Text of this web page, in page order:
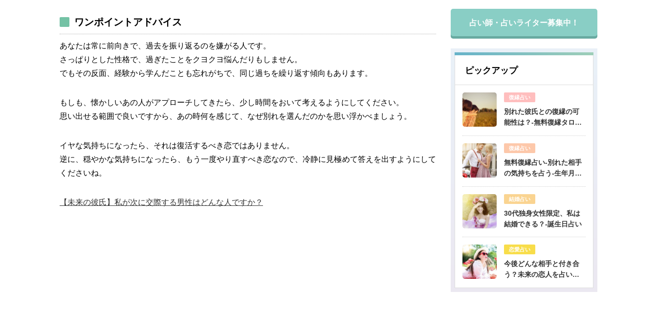
ワンポイントアドバイス
あなたは常に前向きで、過去を振り返るのを嫌がる人です。
さっぱりとした性格で、過ぎたことをクヨクヨ悩んだりもしません。
でもその反面、経験から学んだことも忘れがちで、同じ過ちを繰り返す傾向もあります。
もしも、懐かしいあの人がアプローチしてきたら、少し時間をおいて考えるようにしてください。
思い出せる範囲で良いですから、あの時何を感じて、なぜ別れを選んだのかを思い浮かべましょう。
イヤな気持ちになったら、それは復活するべき恋ではありません。
逆に、穏やかな気持ちになったら、もう一度やり直すべき恋なので、冷静に見極めて答えを出すようにして
くださいね。
【未来の彼氏】私が次に交際する男性はどんな人ですか？
占い師・占いライター募集中！
ピックアップ
復縁占い
別れた彼氏との復縁の可
能性は？-無料復縁タロッ
復縁占い
無料復縁占い-別れた相手
の気持ちを占う-生年月日
結婚占い
30代独身女性限定、私は
結婚できる？-誕生日占い
恋愛占い
今後どんな相手と付き合
う？未来の恋人を占いま